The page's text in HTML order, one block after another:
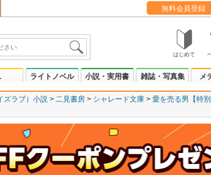
無料会員登録
はじめて
ライトノベル 小説・実用書 雑誌・写真集 メ
ズラブ）小説 二見書房 シャレード文庫 愛を売る男【特別